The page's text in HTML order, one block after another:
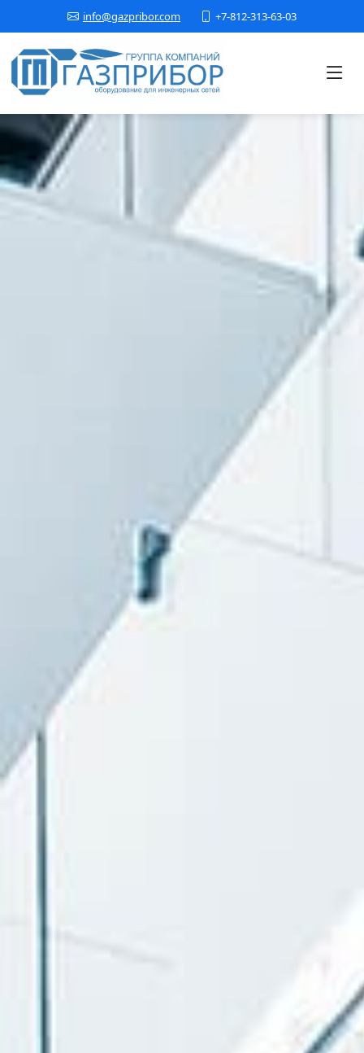
info@gazpribor.com +7-812-313-63-03